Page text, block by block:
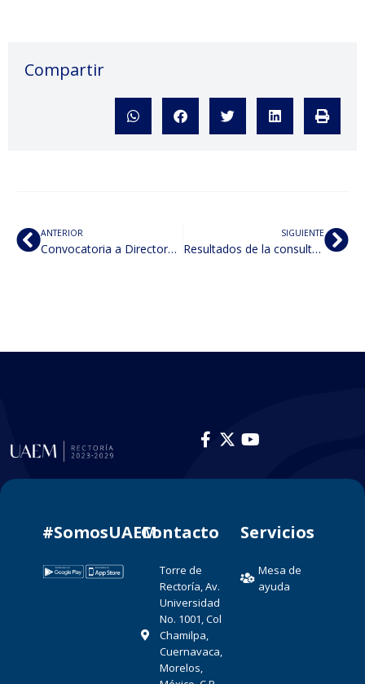
Compartir
ANTERIOR
Convocatoria a Directora de la FDyCS periodo 2022-2025
SIGUIENTE
Resultados de la consulta interna FDyCS 23/08/2022
#SomosUAEMContacto​
Torre de
Rectoría, Av.
Universidad
No. 1001, Col
Chamilpa,
Cuernavaca,
Morelos,
Servicios
Mesa de
ayuda